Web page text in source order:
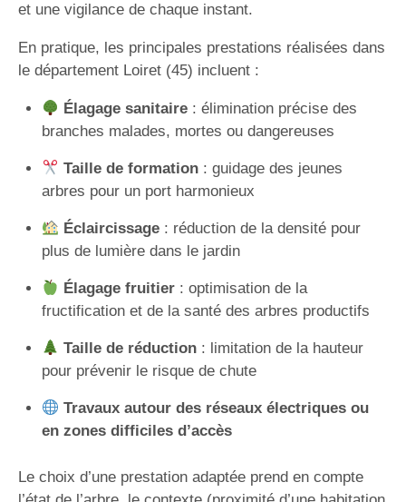
et une vigilance de chaque instant.
En pratique, les principales prestations réalisées dans
le département Loiret (45) incluent :
Élagage sanitaire: élimination précise des
branches malades, mortes ou dangereuses
Taille de formation: guidage des jeunes
arbres pour un port harmonieux
Éclaircissage: réduction de la densité pour
plus de lumière dans le jardin
Élagage fruitier: optimisation de la
fructification et de la santé des arbres productifs
Taille de réduction: limitation de la hauteur
pour prévenir le risque de chute
Travaux autour des réseaux électriques ou
en zones difficiles d’accès
Le choix d’une prestation adaptée prend en compte